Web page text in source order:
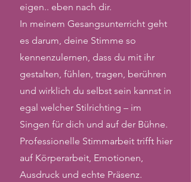
eigen.. eben nach dir.
In meinem Gesangsunterricht geht
es darum, deine Stimme so
kennenzulernen, dass du mit ihr
gestalten, fühlen, tragen, berühren
und wirklich du selbst sein kannst in
egal welcher Stilrichting – im
Singen für dich und auf der Bühne.
Professionelle Stimmarbeit trifft hier
auf Körperarbeit, Emotionen,
Ausdruck und echte Präsenz.